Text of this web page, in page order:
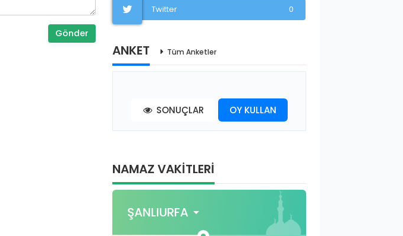
Gönder
Twitter 0
ANKET Tüm Anketler
SONUÇLAR OY KULLAN
NAMAZ VAKİTLERİ
ŞANLIURFA